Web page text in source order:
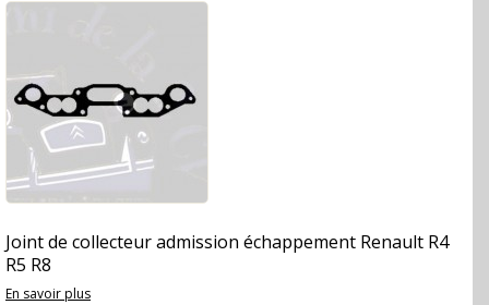
Joint de collecteur admission échappement Renault R4
R5 R8
En savoir plus